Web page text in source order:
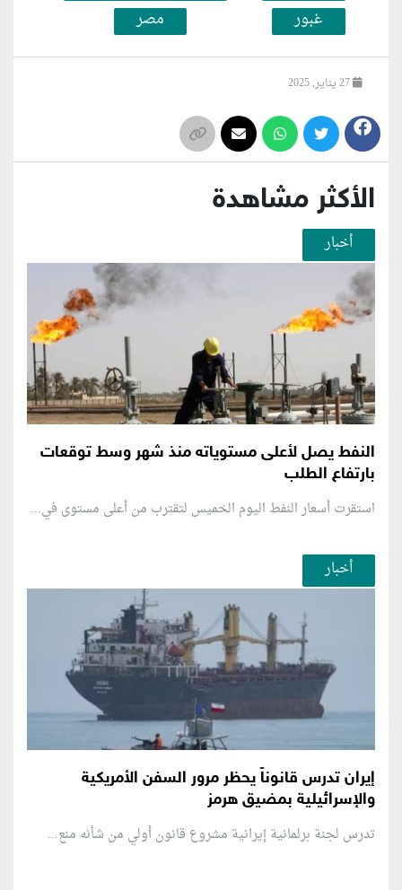
غبور
مصر
الأكثر مشاهدة
أخبار
النفط يصل لأعلى مستوياته منذ شهر وسط توقعات
بارتفاع الطلب
استقرت أسعار النفط اليوم الخميس لتقترب من أعلى مستوى في...
أخبار
إيران تدرس قانوناً يحظر مرور السفن الأمريكية
والإسرائيلية بمضيق هرمز
تدرس لجنة برلمانية إيرانية مشروع قانون ⁠أولي من شأنه منع...